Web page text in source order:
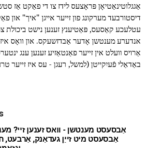
אַגגלוטינאַטיאָן פּראָצעס לידז צו די פאַקט אַז
דיסטורבעד מערקונג פון זייער אייגן "איך" און
עטלעכע קאַסעס, פּאַטיענץ זענען נישט ביכולת צו
אנדערע מענטשן אָדער אַבדזשעקס. און וואָס
אַרויס וועלט אין זייער פאַנטאַזיע זענען ענג
באַדאַלי פֿעיִקייטן (למשל, רעגן - עס איז זייער
אַבסעסט מענטשן - וואס זענען זיי?
אַבסעסט מיט זייַן געדאַנק, אַרבעט,